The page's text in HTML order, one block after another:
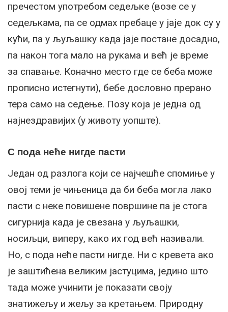
пречестом употребом седељке (возе се у
седељкама, па се одмах пребаце у јаје док су у
кући, па у љуљашку када јаје постане досадно,
па након тога мало на рукама и већ је време
за спавање. Коначно место где се беба може
прописно истегнути), бебе дословно прерано
тера само на седење. Позу која је једна од
најнездравијих (у животу уопште).
С пода неће нигде пасти
Један од разлога који се најчешће спомиње у
овој теми је чињеница да би беба могла лако
пасти с неке повишене површине па је стога
сигурнија када је свезана у љуљашки,
носиљци, виперу, како их год већ називали.
Но, с пода неће пасти нигде. Ни с кревета ако
је заштићена великим јастуцима, једино што
тада може учинити је показати своју
знатижељу и жељу за кретањем. Природну